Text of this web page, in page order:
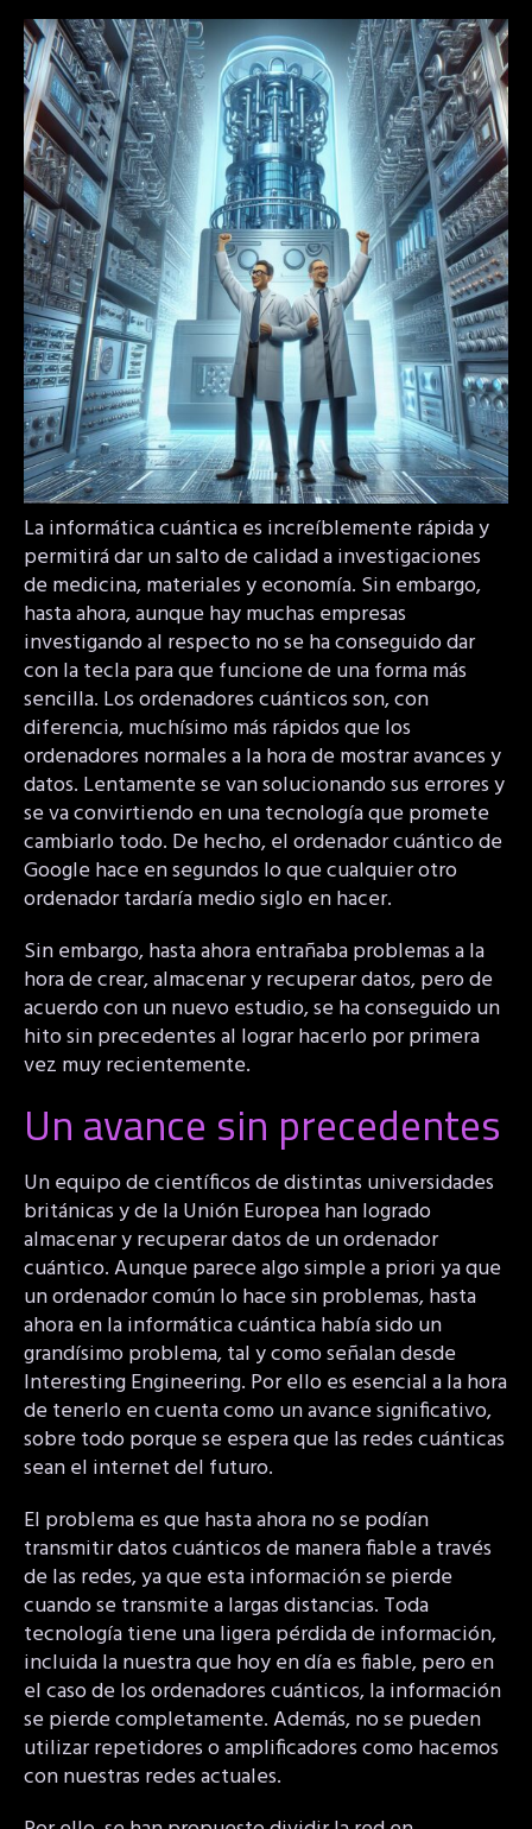
La informática cuántica es increíblemente rápida y
permitirá dar un salto de calidad a investigaciones
de medicina, materiales y economía. Sin embargo,
hasta ahora, aunque hay muchas empresas
investigando al respecto no se ha conseguido dar
con la tecla para que funcione de una forma más
sencilla. Los ordenadores cuánticos son, con
diferencia, muchísimo más rápidos que los
ordenadores normales a la hora de mostrar avances y
datos. Lentamente se van solucionando sus errores y
se va convirtiendo en una tecnología que promete
cambiarlo todo. De hecho, el ordenador cuántico de
Google hace en segundos lo que cualquier otro
ordenador tardaría medio siglo en hacer.
Sin embargo, hasta ahora entrañaba problemas a la
hora de crear, almacenar y recuperar datos, pero de
acuerdo con un nuevo estudio, se ha conseguido un
hito sin precedentes al lograr hacerlo por primera
vez muy recientemente.
Un avance sin precedentes
Un equipo de científicos de distintas universidades
británicas y de la Unión Europea han logrado
almacenar y recuperar datos de un ordenador
cuántico. Aunque parece algo simple a priori ya que
un ordenador común lo hace sin problemas, hasta
ahora en la informática cuántica había sido un
grandísimo problema, tal y como señalan desde
Interesting Engineering. Por ello es esencial a la hora
de tenerlo en cuenta como un avance significativo,
sobre todo porque se espera que las redes cuánticas
sean el internet del futuro.
El problema es que hasta ahora no se podían
transmitir datos cuánticos de manera fiable a través
de las redes, ya que esta información se pierde
cuando se transmite a largas distancias. Toda
tecnología tiene una ligera pérdida de información,
incluida la nuestra que hoy en día es fiable, pero en
el caso de los ordenadores cuánticos, la información
se pierde completamente. Además, no se pueden
utilizar repetidores o amplificadores como hacemos
con nuestras redes actuales.